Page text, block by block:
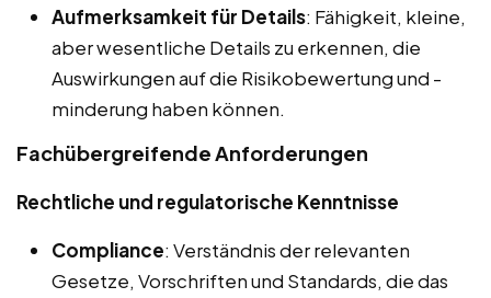
Aufmerksamkeit für Details: Fähigkeit, kleine,
aber wesentliche Details zu erkennen, die
Auswirkungen auf die Risikobewertung und -
minderung haben können.
Fachübergreifende Anforderungen
Rechtliche und regulatorische Kenntnisse
Compliance: Verständnis der relevanten
Gesetze, Vorschriften und Standards, die das